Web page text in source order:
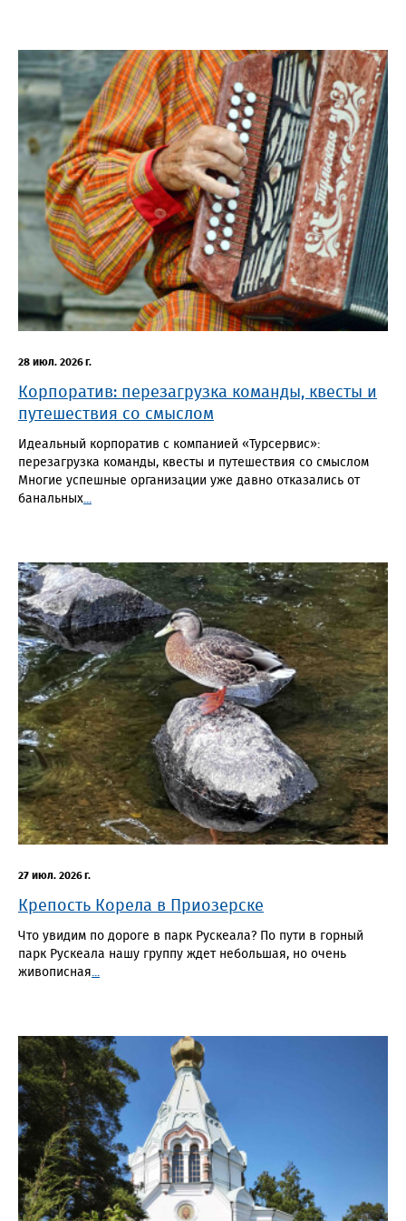
28 июл. 2026 г.
Корпоратив: перезагрузка команды, квесты и
путешествия со смыслом
Идеальный корпоратив с компанией «Турсервис»:
перезагрузка команды, квесты и путешествия со смыслом
Многие успешные организации уже давно отказались от
банальных...
27 июл. 2026 г.
Крепость Корела в Приозерске
Что увидим по дороге в парк Рускеала? По пути в горный
парк Рускеала нашу группу ждет небольшая, но очень
живописная...